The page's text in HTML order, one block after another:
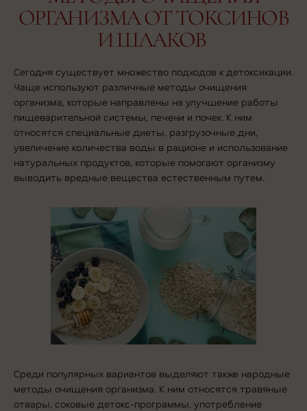
ОРГАНИЗМА ОТ ТОКСИНОВ
И ШЛАКОВ
Сегодня существует множество подходов к детоксикации.
Чаще используют различные методы очищения
организма, которые направлены на улучшение работы
пищеварительной системы, печени и почек. К ним
относятся специальные диеты, разгрузочные дни,
увеличение количества воды в рационе и использование
натуральных продуктов, которые помогают организму
выводить вредные вещества естественным путем.
Среди популярных вариантов выделяют также народные
методы очищения организма. К ним относятся травяные
отвары, соковые детокс-программы, употребление